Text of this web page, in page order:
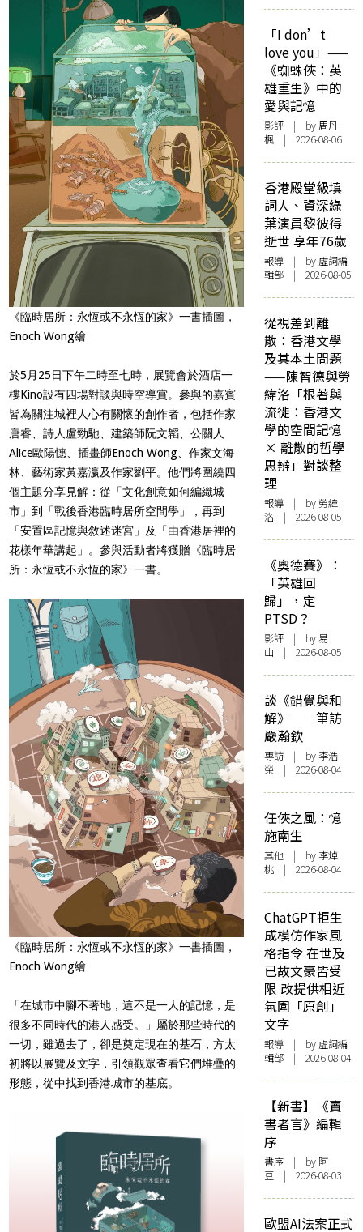
《臨時居所：永恆或不永恆的家》一書插圖，
Enoch Wong繪
於5月25日下午二時至七時，展覽會於酒店一
樓Kino設有四場對談與時空導賞。參與的嘉賓
皆為關注城裡人心有關懷的創作者，包括作家
唐睿、詩人盧勁馳、建築師阮文韜、公關人
Alice歐陽憓、插畫師Enoch Wong、作家文海
林、藝術家黃嘉瀛及作家劉平。他們將圍繞四
個主題分享見解：從「文化創意如何編織城
市」到「戰後香港臨時居所空間學」，再到
「安置區記憶與敘述迷宮」及「由香港居裡的
花樣年華講起」。參與活動者將獲贈《臨時居
所：永恆或不永恆的家》一書。
《臨時居所：永恆或不永恆的家》一書插圖，
Enoch Wong繪
「在城市中腳不著地，這不是一人的記憶，是
很多不同時代的港人感受。」屬於那些時代的
一切，雖過去了，卻是奠定現在的基石，方太
初將以展覽及文字，引領觀眾查看它們堆疊的
形態，從中找到香港城市的基底。
「I don’t
love you」——
《蜘蛛俠：英
雄重生》中的
愛與記憶
影評 | by周丹
楓 | 2026-08-06
香港殿堂級填
詞人、資深綠
葉演員黎彼得
逝世 享年76歲
報導 | by 虛詞編
輯部 | 2026-08-05
從視差到離
散：香港文學
及其本土問題
——陳智德與勞
緯洛「根著與
流徙：香港文
學的空間記憶
× 離散的哲學
思辨」對談整
理
報導 | by 勞緯
洛 | 2026-08-05
《奧德賽》：
「英雄回
歸」，定
PTSD？
影評 | by 易
山 | 2026-08-05
談《錯覺與和
解》──筆訪
嚴瀚欽
專訪 | by 李浩
榮 | 2026-08-04
任俠之風：憶
施南生
其他 | by 李焯
桃 | 2026-08-04
ChatGPT拒生
成模仿作家風
格指令 在世及
已故文豪皆受
限 改提供相近
氛圍「原創」
文字
報導 | by 虛詞編
輯部 | 2026-08-04
【新書】《賣
書者言》編輯
序
書序 | by 阿
豆 | 2026-08-03
歐盟AI法案正式